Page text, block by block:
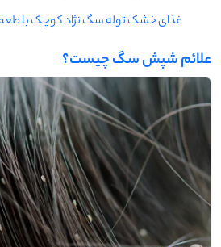
غذای خشک توله سگ نژاد کوچک با طعم مرغ
علائم شپش سگ چیست؟